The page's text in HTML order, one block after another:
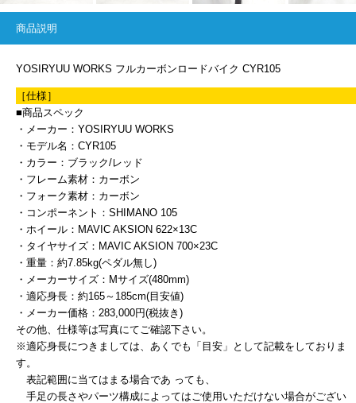
商品説明
YOSIRYUU WORKS フルカーボンロードバイク CYR105
［仕様］
■商品スペック
・メーカー：YOSIRYUU WORKS
・モデル名：CYR105
・カラー：ブラック/レッド
・フレーム素材：カーボン
・フォーク素材：カーボン
・コンポーネント：SHIMANO 105
・ホイール：MAVIC AKSION 622×13C
・タイヤサイズ：MAVIC AKSION 700×23C
・重量：約7.85kg(ペダル無し)
・メーカーサイズ：Mサイズ(480mm)
・適応身長：約165～185cm(目安値)
・メーカー価格：283,000円(税抜き)
その他、仕様等は写真にてご確認下さい。
※適応身長につきましては、あくでも「目安」として記載をしておりま
す。
表記範囲に当てはまる場合であ っても、
手足の長さやパーツ構成によってはご使用いただけない場合がござい